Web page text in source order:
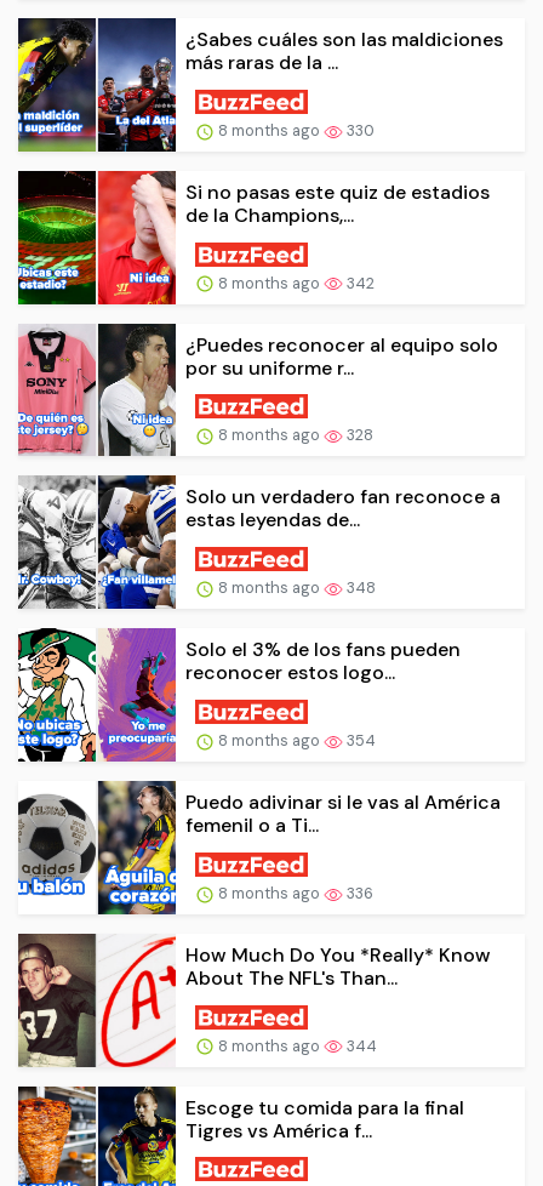
¿Sabes cuáles son las maldiciones
más raras de la ...
8 months ago 330
Si no pasas este quiz de estadios
de la Champions,...
8 months ago 342
¿Puedes reconocer al equipo solo
por su uniforme r...
8 months ago 328
Solo un verdadero fan reconoce a
estas leyendas de...
8 months ago 348
Solo el 3% de los fans pueden
reconocer estos logo...
8 months ago 354
Puedo adivinar si le vas al América
femenil o a Ti...
8 months ago 336
How Much Do You *Really* Know
About The NFL's Than...
8 months ago 344
Escoge tu comida para la final
Tigres vs América f...